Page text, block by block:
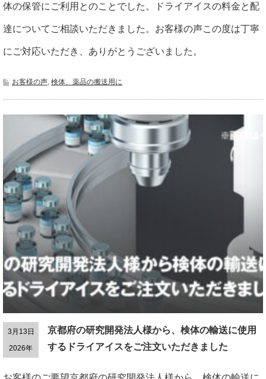
体の保管にご利用とのことでした。ドライアイスの料金と配
達についてご相談いただきました。お客様の声この度は丁寧
にご対応いただき、ありがとうございました。
お客様の声 検体、薬品の搬送用に
3月13日
2026年
京都府の研究開発法人様から、検体の輸送に使用
するドライアイスをご注文いただきました